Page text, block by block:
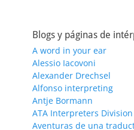
Blogs y páginas de
A word in your ear
Alessio Iacovoni
Alexander Drechsel
Alfonso interpreting
Antje Bormann
ATA Interpreters Division
Aventuras de una